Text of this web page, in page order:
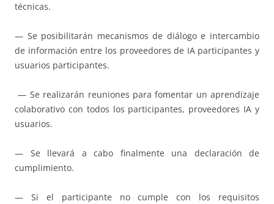
técnicas.
— Se posibilitarán mecanismos de diálogo e intercambio
de información entre los proveedores de IA participantes y
usuarios participantes.
— Se realizarán reuniones para fomentar un aprendizaje
colaborativo con todos los participantes, proveedores IA y
usuarios.
— Se llevará a cabo finalmente una declaración de
cumplimiento.
— Si el participante no cumple con los requisitos